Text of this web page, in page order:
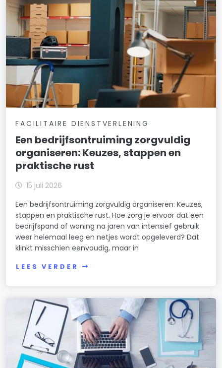
FACILITAIRE DIENSTVERLENING
Een bedrijfsontruiming zorgvuldig
organiseren: Keuzes, stappen en
praktische rust
15 juli 2026
Een bedrijfsontruiming zorgvuldig organiseren: Keuzes,
stappen en praktische rust. Hoe zorg je ervoor dat een
bedrijfspand of woning na jaren van intensief gebruik
weer helemaal leeg en netjes wordt opgeleverd? Dat
klinkt misschien eenvoudig, maar in
LEES VERDER